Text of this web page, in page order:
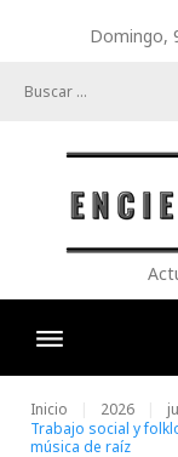
Domingo,
Inicio 2026
Trabajo social y
música de raíz